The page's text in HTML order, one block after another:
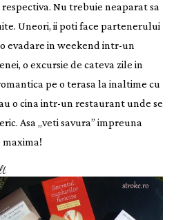
Nu trebuie neaparat sa
Uneori, ii poti face partenerului
evadare in weekend intr-un
o excursie de cateva zile in
pe o terasa la inaltime cu
o cina intr-un restaurant unde se
Asa „veti savura” impreuna